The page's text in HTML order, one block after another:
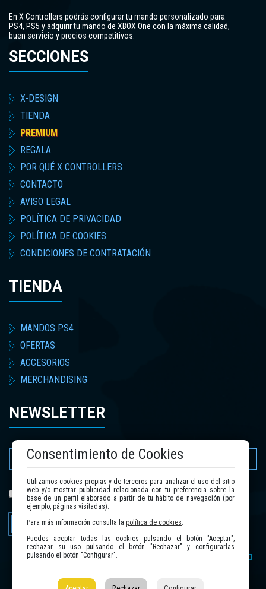
En X Controllers podrás configurar tu mando personalizado para
PS4, PS5 y adquirir tu mando de XBOX One con la máxima calidad,
buen servicio y precios competitivos.
SECCIONES
X-DESIGN
TIENDA
PREMIUM
REGALA
POR QUÉ X CONTROLLERS
CONTACTO
AVISO LEGAL
POLÍTICA DE PRIVACIDAD
POLÍTICA DE COOKIES
CONDICIONES DE CONTRATACIÓN
TIENDA
MANDOS PS4
OFERTAS
ACCESORIOS
MERCHANDISING
NEWSLETTER
He leído y acepto lapolítica de privacidad.
Enviar
Consentimiento de Cookies
Utilizamos cookies propias y de terceros para analizar el uso del sitio
web y/o mostrar publicidad relacionada con tu preferencia sobre la
base de un perfil elaborado a partir de tu hábito de navegación (por
ejemplo, páginas visitadas).
Para más información consulta la política de cookies.
Puedes aceptar todas las cookies pulsando el botón "Aceptar",
rechazar su uso pulsando el botón "Rechazar" y configurarlas
pulsando el botón "Configurar".